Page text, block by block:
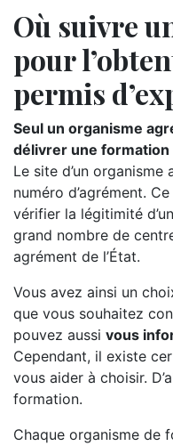
Où suivre
pour
permis
Seul un organisme
délivrer une formation
Le site d’un
numéro d’agrément.
vérifier la légitimité
grand nombre de
agrément de l’État.
Vous avez ainsi un
que vous souhaitez
pouvez aussi vous
Cependant, il existe
vous aider à choisir.
formation.
Chaque organisme de